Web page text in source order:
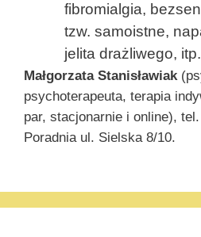
fibromialgia,
tzw. samoistne,
jelita drażliwego, itp.
Małgorzata Stanisławiak
psychoterapeuta, terapia
par, stacjonarnie i online),
Poradnia ul. Sielska 8/10.